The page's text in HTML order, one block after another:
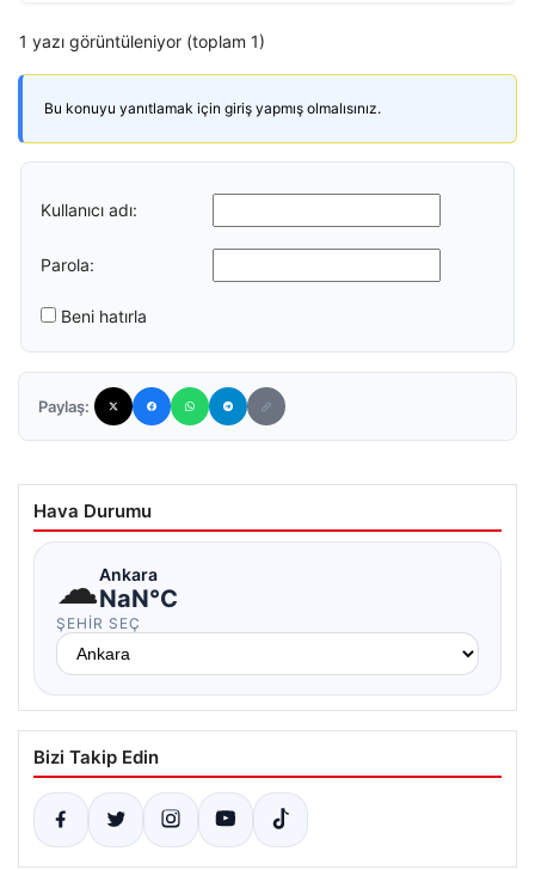
1 yazı görüntüleniyor (toplam 1)
Bu konuyu yanıtlamak için giriş yapmış olmalısınız.
Kullanıcı adı:
Parola:
Beni hatırla
Paylaş:
Hava Durumu
☁Ankara
NaN°C
ŞEHIR SEÇ
Bizi Takip Edin